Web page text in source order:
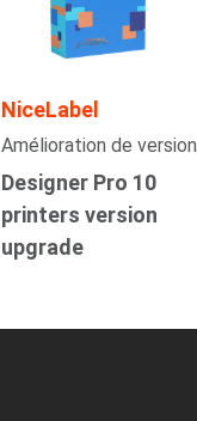
NiceLabel
Amélioration de version
Designer Pro 10
printers version
upgrade